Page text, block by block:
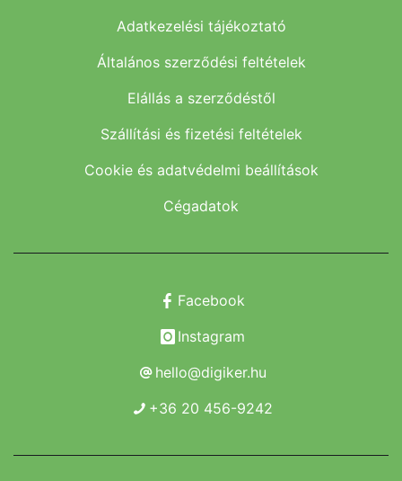
Adatkezelési tájékoztató
Általános szerződési feltételek
Elállás a szerződéstől
Szállítási és fizetési feltételek
Cookie és adatvédelmi beállítások
Cégadatok
Facebook
Instagram
hello@digiker.hu
+36 20 456-9242